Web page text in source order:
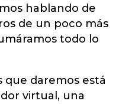
hablando de
de un poco más
todo lo
que daremos está
virtual, una